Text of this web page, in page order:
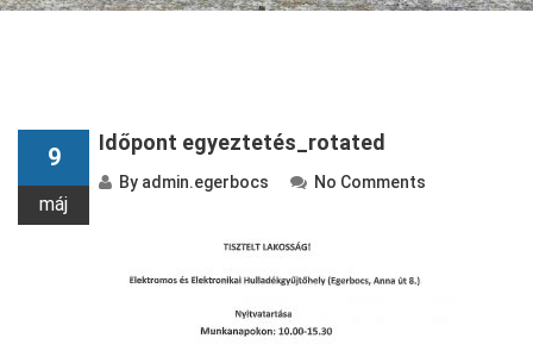
9
máj
Időpont egyeztetés_rotated
By admin.egerbocs No Comments